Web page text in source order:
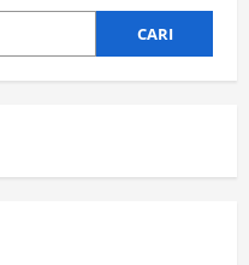
CARI